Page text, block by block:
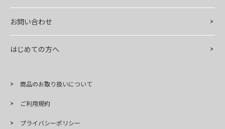
お問い合わせ
はじめての方へ
商品のお取り扱いについて
ご利用規約
プライバシーポリシー